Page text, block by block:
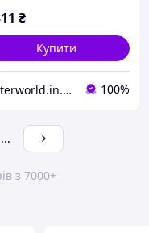
₴
Купити
Waterworld.in.ua 100%
...
з 7000+